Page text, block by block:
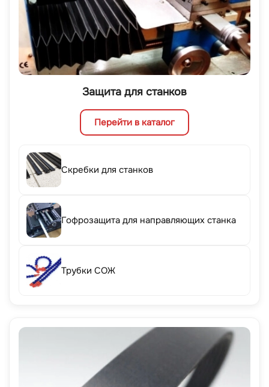
Защита для станков
Перейти в каталог
Скребки для станков
Гофрозащита для направляющих станка
Трубки СОЖ